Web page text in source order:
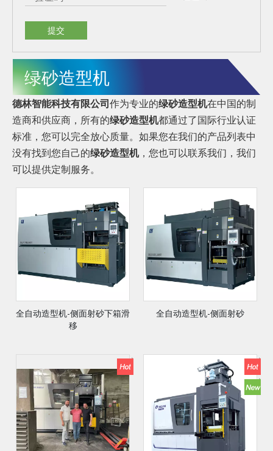
提交
绿砂造型机
德林智能科技有限公司作为专业的绿砂造型机在中国的制
造商和供应商，所有的绿砂造型机都通过了国际行业认证
标准，您可以完全放心质量。如果您在我们的产品列表中
没有找到您自己的绿砂造型机，您也可以联系我们，我们
可以提供定制服务。
全自动造型机-侧面射砂下箱滑
移
全自动造型机-侧面射砂